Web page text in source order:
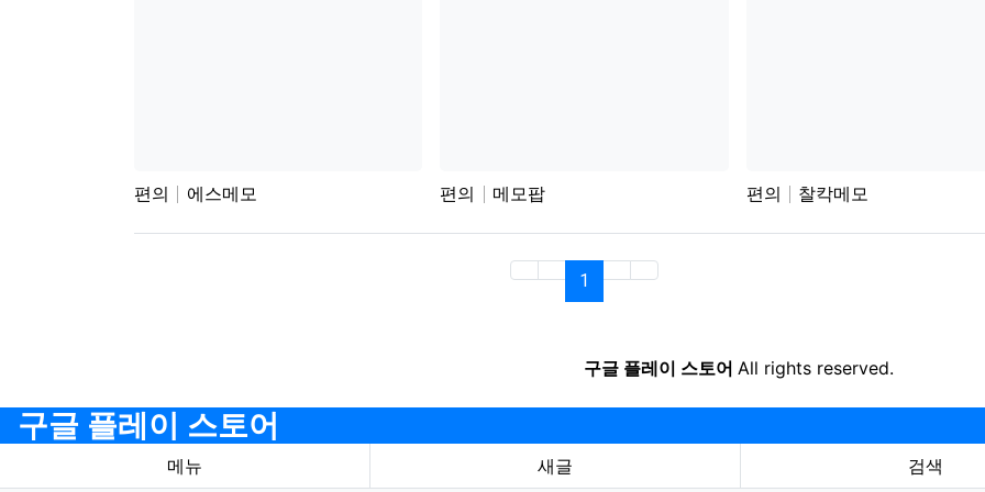
편의 에스메모 편의 메모팝 편의 찰칵메모
1 (current)
구글 플레이 스토어 All rights reserved.
구글 플레이 스토어
메뉴 새글 검색